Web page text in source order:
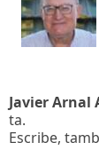
Javier Arnal
ta.
Escribe,